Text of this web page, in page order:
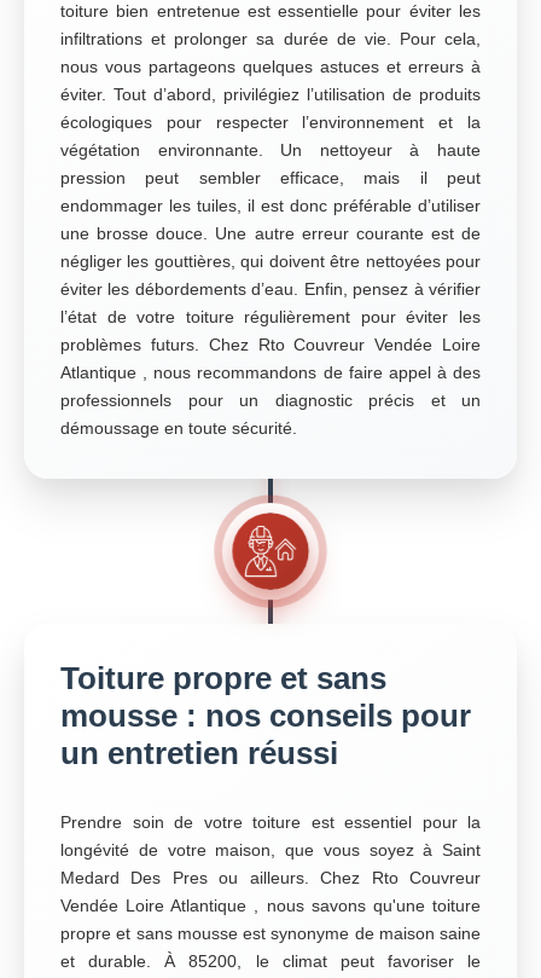
toiture bien entretenue est essentielle pour éviter les
infiltrations et prolonger sa durée de vie. Pour cela,
nous vous partageons quelques astuces et erreurs à
éviter. Tout d’abord, privilégiez l’utilisation de produits
écologiques pour respecter l’environnement et la
végétation environnante. Un nettoyeur à haute
pression peut sembler efficace, mais il peut
endommager les tuiles, il est donc préférable d’utiliser
une brosse douce. Une autre erreur courante est de
négliger les gouttières, qui doivent être nettoyées pour
éviter les débordements d’eau. Enfin, pensez à vérifier
l’état de votre toiture régulièrement pour éviter les
problèmes futurs. Chez Rto Couvreur Vendée Loire
Atlantique , nous recommandons de faire appel à des
professionnels pour un diagnostic précis et un
démoussage en toute sécurité.
Toiture propre et sans
mousse : nos conseils pour
un entretien réussi
Prendre soin de votre toiture est essentiel pour la
longévité de votre maison, que vous soyez à Saint
Medard Des Pres ou ailleurs. Chez Rto Couvreur
Vendée Loire Atlantique , nous savons qu'une toiture
propre et sans mousse est synonyme de maison saine
et durable. À 85200, le climat peut favoriser le